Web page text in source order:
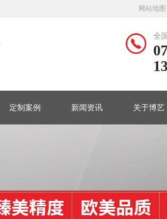
网站地图
全
定制案例 新闻资讯 关于博艺